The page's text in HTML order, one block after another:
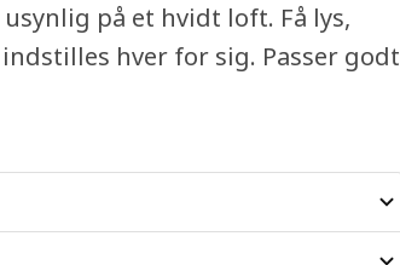
på et hvidt loft. Få lys,
hver for sig. Passer godt